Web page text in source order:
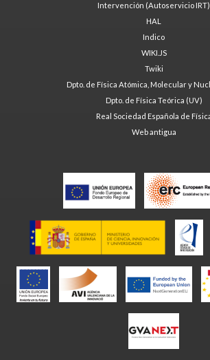
Intervención (Autoservicio IRT)
HAL
Indico
WIKI.JS
Twiki
Dpto. de Física Atómica, Molecular y
Dpto. de Física Teórica (UV)
Real Sociedad Española de
Web antigua